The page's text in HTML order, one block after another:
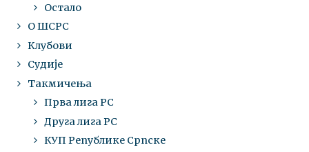
Остало
О ШСРС
Клубови
Судије
Такмичења
Прва лига РС
Друга лига РС
КУП Републике Српске